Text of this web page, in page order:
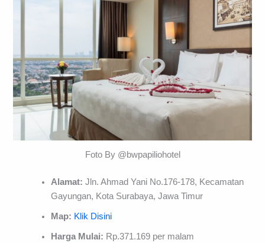
Foto By @bwpapiliohotel
Alamat: Jln. Ahmad Yani No.176-178, Kecamatan
Gayungan, Kota Surabaya, Jawa Timur
Map: Klik Disini
Harga Mulai: Rp.371.169 per malam